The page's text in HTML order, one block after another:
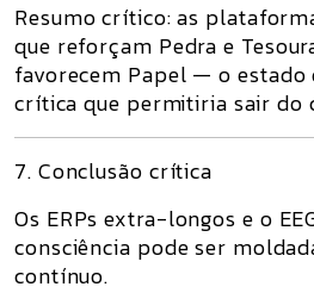
Resumo crítico:as
que reforçam Pedra e
favorecem Papel — o estado
crítica que permitiria sair do
7. Conclusão crítica
Os ERPs extra-longos e o
consciência pode ser
contínuo.